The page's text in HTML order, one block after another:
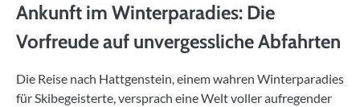
Ankunft im Winterparadies: Die
Vorfreude auf unvergessliche Abfahrten
Die Reise nach Hattgenstein, einem wahren Winterparadies
für Skibegeisterte, versprach eine Welt voller aufregender